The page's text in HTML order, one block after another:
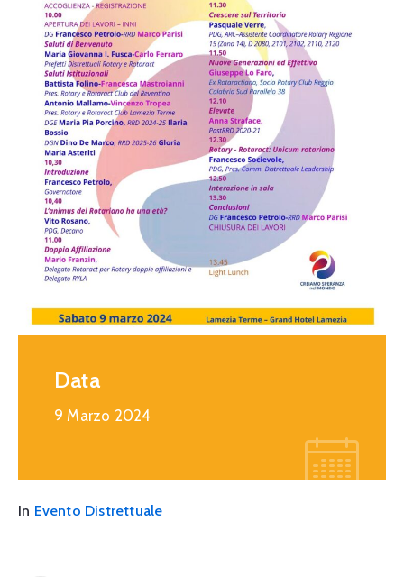
Programmi
Calendario
Eventi
Documenti
Data
9 Marzo 2024
In Evento Distrettuale